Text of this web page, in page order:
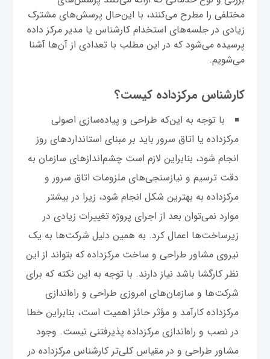
مختلفی را مطرح می‌کنند، با این‌حال پرسش‌های مشترک
زیادی در جلسه‌های استخدام کارشناس یا مدیر مرکز داده
پرسیده می‌شود که در این مطلب با تعدادی از آن‌ها آشنا
می‌شویم.
کارشناس مرکز‌داده کیست؟
با توجه به این‌که طراحی و پیاده‌سازی اصولی
مرکز‌داده یا اتاق سرور باید بر مبنای استانداردهای روز
انجام شود، بنابراین لازم است چشم‌اندازهای سازمان به
دقت ترسیم و نیاز‌سنجی‌‌های ملزومات اتاق سرور و
مرکز‌داده به بهترین شکل انجام شود، زیرا در بیشتر
موارد نمی‌توان بعد از اجرای پروژه تغییرات زیادی در
زیرساخت‌ها اعمال کرد. به همین دلیل شرکت‌ها به یک
نیروی مشاور طراحی و ساخت مرکز‌داده که بتواند از این
نظر کارگشا باشد نیاز دارند. با توجه به این نکته که برای
شرکت‌ها و سازمان‌های امروزی طراحی و راه‌‌اندازی
مرکز‌داده کارآمد و مؤثر حائز اهمیت است، بنابراین خطا
در نصب و راه‌‌اندازی مرکز‌داده پذیرفتنی نیست. وجود
مشاور طراحی و در مقیاس کلی‌تر کارشناس مرکز‌داده در